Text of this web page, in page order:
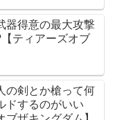
器得意の最大攻撃
ティアーズオブ
の剣とか槍って何
ドするのがいい